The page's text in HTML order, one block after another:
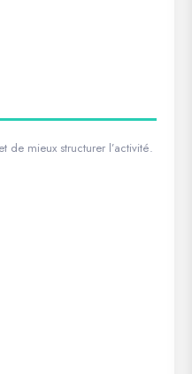
de mieux structurer l’activité.